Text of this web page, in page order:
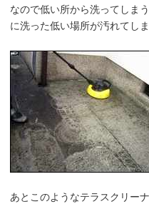
なので低い所から洗ってしま
に洗った低い場所が汚れてし
あとこのようなテラスクリー